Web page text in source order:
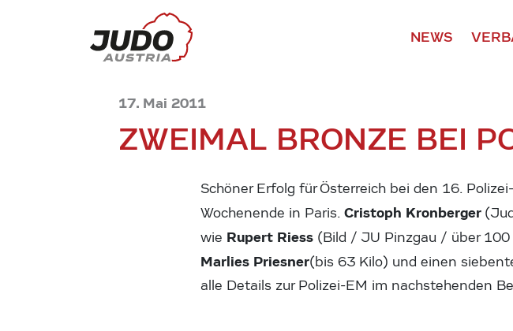
NEWS
17. Mai 2011
ZWEIMAL BRONZE BEI
Schöner Erfolg für Österreich bei den 16.
Wochenende in Paris.Cristoph Kronberger
wie Rupert Riess (Bild / JU Pinzgau / über
Marlies Priesner(bis 63 Kilo) und einen
alle Details zur Polizei-EM im nachstehenden